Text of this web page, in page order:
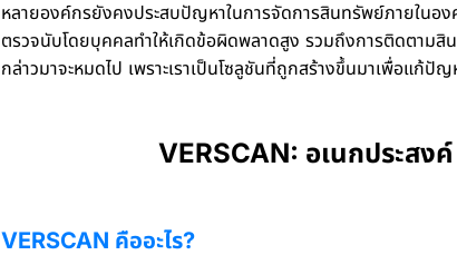
หลายองค์กรยังคงประสบปัญหาในการจัดการสินทรัพย์ภายในอง
ตรวจนับโดยบุคคลทำให้เกิดข้อผิดพลาดสูง รวมถึงการติดตาม
กล่าวมาจะหมดไป เพราะเราเป็นโซลูชันที่ถูกสร้างขึ้นมาเพื่อแก้ปั
VERSCAN: อเนกประสง
VERSCAN คืออะไร?